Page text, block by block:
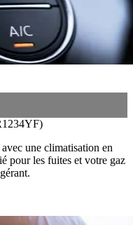
une climatisation en
pour les fuites et votre gaz